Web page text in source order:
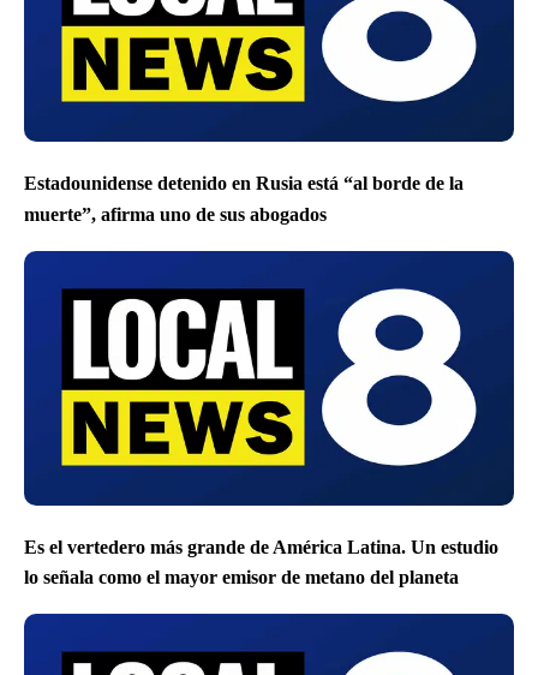
Estadounidense detenido en Rusia está “al borde de la
muerte”, afirma uno de sus abogados
Es el vertedero más grande de América Latina. Un estudio
lo señala como el mayor emisor de metano del planeta